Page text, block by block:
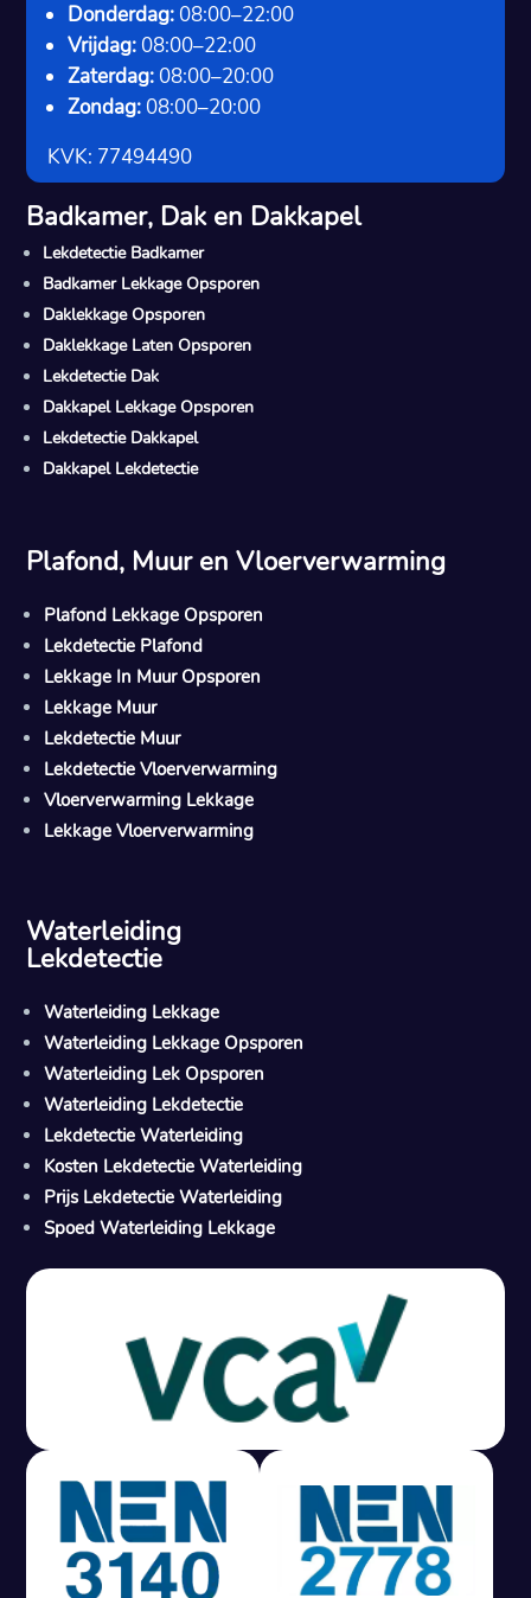
M
Gratis offerte in 24 uur
Geen lekkage? Geen betaling.
Vast tarief van € 395,- exc btw.
Rapport binnen 3 werkdagen.
100% RIsicovrij.
Donderdag: 08:00–22:00
Vrijdag: 08:00–22:00
Zaterdag: 08:00–20:00
Zondag: 08:00–20:00
KVK: 77494490
Badkamer, Dak en Dakkapel
Lekdetectie Badkamer
Badkamer Lekkage Opsporen
Daklekkage Opsporen
Daklekkage Laten Opsporen
Lekdetectie Dak
Dakkapel Lekkage Opsporen
Lekdetectie Dakkapel
Dakkapel Lekdetectie
Plafond, Muur en Vloerverwarming
Plafond Lekkage Opsporen
Lekdetectie Plafond
Lekkage In Muur Opsporen
Lekkage Muur
Lekdetectie Muur
Lekdetectie Vloerverwarming
Vloerverwarming Lekkage
Lekkage Vloerverwarming
Waterleiding
Lekdetectie
Waterleiding Lekkage
Waterleiding Lekkage Opsporen
Waterleiding Lek Opsporen
Waterleiding Lekdetectie
Lekdetectie Waterleiding
Kosten Lekdetectie Waterleiding
Prijs Lekdetectie Waterleiding
Spoed Waterleiding Lekkage